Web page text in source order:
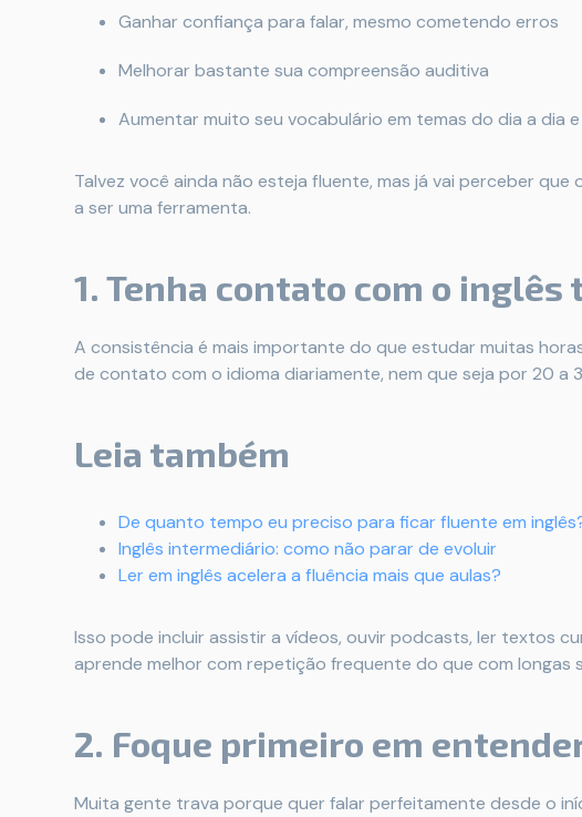
Ganhar confiança para falar, mesmo cometendo erros
Melhorar bastante sua compreensão auditiva
Aumentar muito seu vocabulário em temas do dia a dia
Talvez você ainda não esteja fluente, mas já vai perceber que
a ser uma ferramenta.
1. Tenha contato com o inglês
A consistência é mais importante do que estudar muitas
de contato com o idioma diariamente, nem que seja por 20 a
Leia também
De quanto tempo eu preciso para ficar fluente em
Inglês intermediário: como não parar de evoluir
Ler em inglês acelera a fluência mais que aulas?
Isso pode incluir assistir a vídeos, ouvir podcasts, ler textos
aprende melhor com repetição frequente do que com longas
2. Foque primeiro em
Muita gente trava porque quer falar perfeitamente desde o